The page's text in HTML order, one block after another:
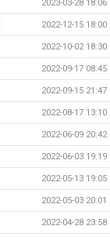
2023-03-28 18:06
2022-12-15 18:00
2022-10-02 18:30
2022-09-17 08:45
2022-09-15 21:47
2022-08-17 13:10
2022-06-09 20:42
2022-06-03 19:19
2022-05-13 19:05
2022-05-03 20:01
2022-04-28 23:58